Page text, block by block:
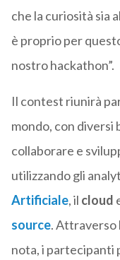
che la curiosità sia
è proprio per
nostro hackathon”.
Il contest riunirà
mondo, con diversi
collaborare e
utilizzando gli
Artificiale, il cloud
source. Attraverso
nota, i partecipanti